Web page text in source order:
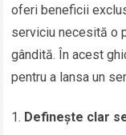
oferi beneficii
serviciu necesită o
gândită. În acest
pentru a lansa un
Definește clar